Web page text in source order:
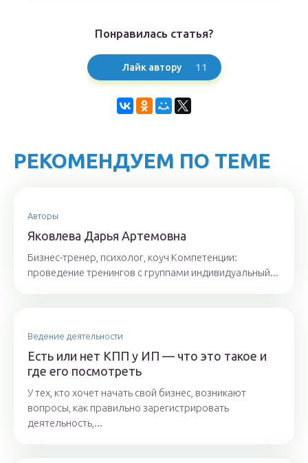
Понравилась статья?
Лайк автору 11
РЕКОМЕНДУЕМ ПО ТЕМЕ
Авторы
Якoвлeвa Дapья Aртeмoвнa
Бизнес-тренер, психолог, коуч Компетенции:
проведение тренингов с группами индивидуальный...
Ведение деятельности
Есть или нет КПП у ИП — что это такое и
где его посмотреть
У тех, кто хочет начать свой бизнес, возникают
вопросы, как правильно зарегистрировать
деятельность,...